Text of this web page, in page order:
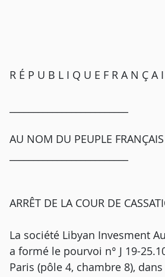
R É P U B L I Q U E F R A N Ç A I
AU NOM DU PEUPLE FRANÇAIS
ARRÊT DE LA COUR DE
La société Libyan Invesment
a formé le pourvoi n° J 19-
Paris (pôle 4, chambre 8),